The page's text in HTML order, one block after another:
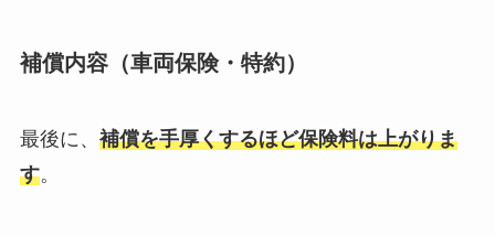
補償内容（車両保険・特約）
最後に、 補償を手厚くするほど保険料は上がりま
す。